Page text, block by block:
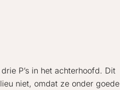
P’s in het achterhoofd. Dit
niet, omdat ze onder goede